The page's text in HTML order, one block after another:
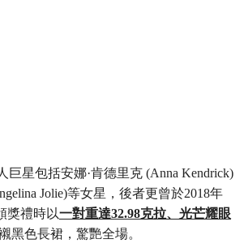
巨星包括安娜·肯德里克 (Anna Kendrick)
Jolie)等女星，後者更曾於2018年
獎禮時以一對重達32.98克拉、光芒耀眼
黑色長裙，驚艷全場。